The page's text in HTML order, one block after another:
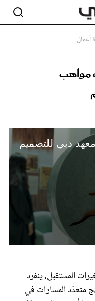
أعمال
مواهب
دبي للتصميم
minute,
seconds
المستقبل، ينفرد
متعدّد المسارات في